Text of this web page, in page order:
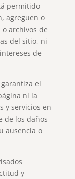
permitido
agreguen o
archivos de
del sitio, ni
de
el
ni la
y servicios en
de los daños
ausencia o
y